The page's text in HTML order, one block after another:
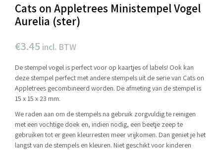
Cats on Appletrees Ministempel Vogel
Aurelia (ster)
€3.45 incl. BTW
De stempel vogel is perfect voor op kaartjes of labels! Ook kan
deze stempel perfect met andere stempels uit de serie van Cats on
Appletrees gecombineerd worden. De afmeting van de stempel is
15 x 15 x 23 mm.
We raden aan om de stempels na gebruik zorgvuldig te reinigen
met een vochtige doek en, indien nodig, een beetje zeep te
gebruiken tot er geen kleurresten meer vrijkomen. Dan geniet je het
langst van de stempels en kleuren. Niet geschikt voor kinderen